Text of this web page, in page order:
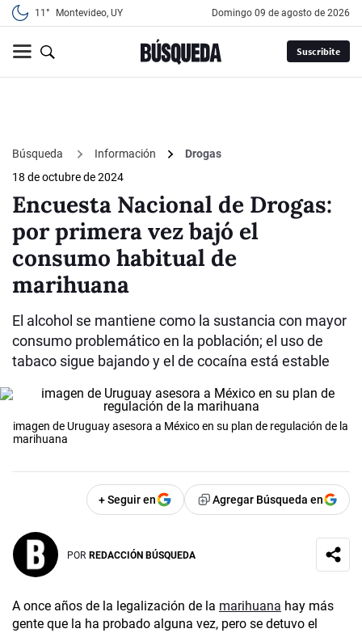
11° Montevideo, UY domingo 09 de agosto de 2026
Suscribite
Búsqueda Información
Drogas
18 de octubre de 2024
Encuesta Nacional de Drogas:
por primera vez bajó el
consumo habitual de
marihuana
El alcohol se mantiene como la sustancia con mayor
consumo problemático en la población; el uso de
tabaco sigue bajando y el de cocaína está estable
imagen de Uruguay asesora a México en su plan de regulación de la
marihuana
+ Seguir en Agregar Búsqueda en
POR REDACCIÓN BÚSQUEDA
A once años de la legalización de la marihuana hay más
gente que la ha probado alguna vez, pero se detuvo el